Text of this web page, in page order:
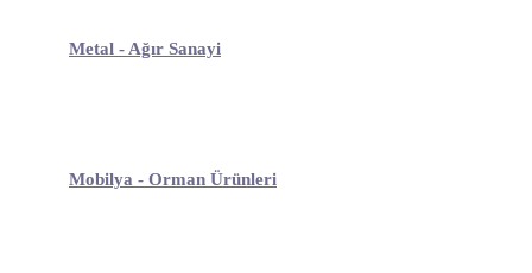
Metal - Ağır Sanayi
Mobilya - Orman Ürünleri